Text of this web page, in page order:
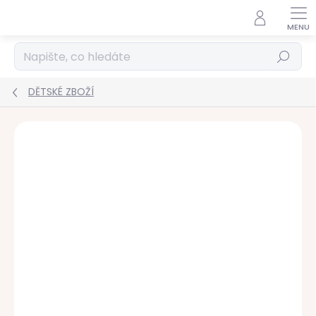
Hledat
DĚTSKÉ ZBOŽÍ